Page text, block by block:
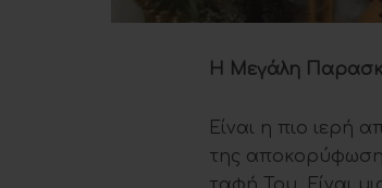
Η Μεγάλη
Είναι η πιο ιερή
της